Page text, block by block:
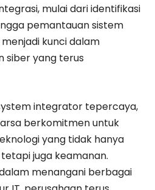
mulai dari identifikasi
pemantauan sistem
kunci dalam
siber yang terus
integrator tepercaya,
berkomitmen untuk
yang tidak hanya
juga keamanan.
menangani berbagai